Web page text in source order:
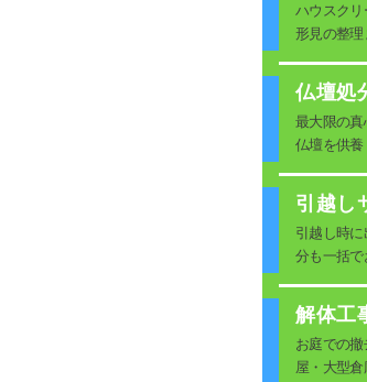
ハウスクリ
形見の整理
仏壇処
最大限の真
仏壇を供養
引越し
引越し時
分も一括で
解体工
お庭での
屋・大型